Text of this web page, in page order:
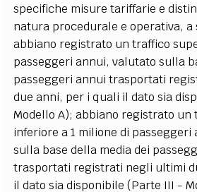
specifiche misure tariffarie e
natura procedurale e operativa, a
abbiano registrato un traffico
passeggeri annui, valutato sulla
passeggeri annui trasportati
due anni, per i quali il dato sia
Modello A); abbiano registrato un
inferiore a 1 milione di
sulla base della media dei
trasportati registrati negli ultimi
il dato sia disponibile (Parte III -